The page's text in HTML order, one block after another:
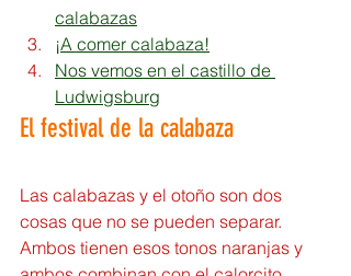
calabazas
¡A comer calabaza!
Nos vemos en el castillo de
Ludwigsburg
El festival de la calabaza
Las calabazas y el otoño son dos
cosas que no se pueden separar.
Ambos tienen esos tonos naranjas y